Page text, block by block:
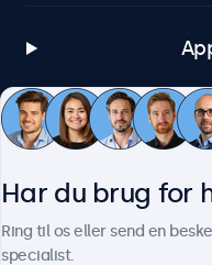
Har du brug for
Ring til os eller send en
specialist.